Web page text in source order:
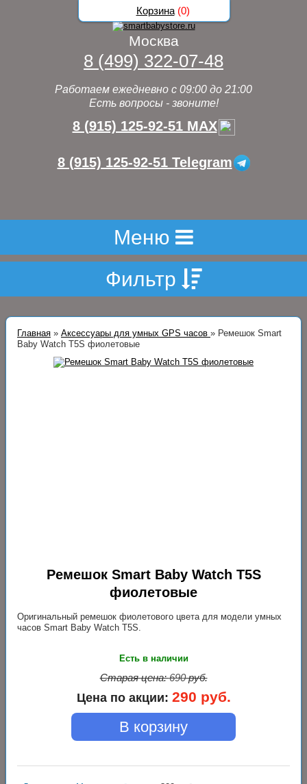
Москва
8 (499) 322-07-48
Работаем ежедневно с 09:00 до 21:00
Есть вопросы - звоните!
8 (915) 125-92-51 MAX
8 (915) 125-92-51 Telegram
Меню
Фильтр
Главная » Аксессуары для умных GPS часов » Ремешок Smart
Baby Watch T5S фиолетовые
Ремешок Smart Baby Watch T5S
фиолетовые
Оригинальный ремешок фиолетового цвета для модели умных
часов Smart Baby Watch T5S.
Есть в наличии
Старая цена:690руб.
Цена по акции: 290 руб.
В корзину
Корзина(0)